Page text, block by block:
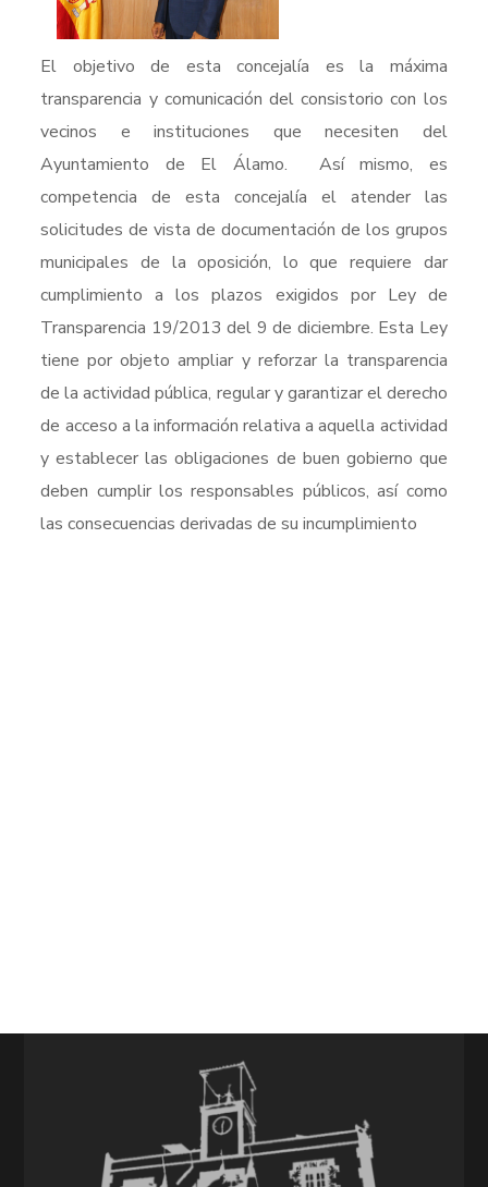
El objetivo de esta concejalía es la máxima
transparencia y comunicación del consistorio con los
vecinos e instituciones que necesiten del
Ayuntamiento de El Álamo. Así mismo, es
competencia de esta concejalía el atender las
solicitudes de vista de documentación de los grupos
municipales de la oposición, lo que requiere dar
cumplimiento a los plazos exigidos por Ley de
Transparencia 19/2013 del 9 de diciembre. Esta Ley
tiene por objeto ampliar y reforzar la transparencia
de la actividad pública, regular y garantizar el derecho
de acceso a la información relativa a aquella actividad
y establecer las obligaciones de buen gobierno que
deben cumplir los responsables públicos, así como
las consecuencias derivadas de su incumplimiento